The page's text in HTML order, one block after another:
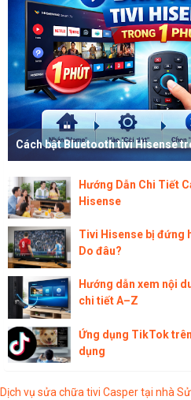
Cách bật Bluetooth tivi Hisense
Hướng Dẫn Chi Tiết
Hisense
Tivi Hisense bị đứng
Do đâu?
Hướng dẫn xem nội
chi tiết A–Z
Ứng dụng TikTok
dụng
Dịch vụ sửa chữa tivi Casper tại nhà